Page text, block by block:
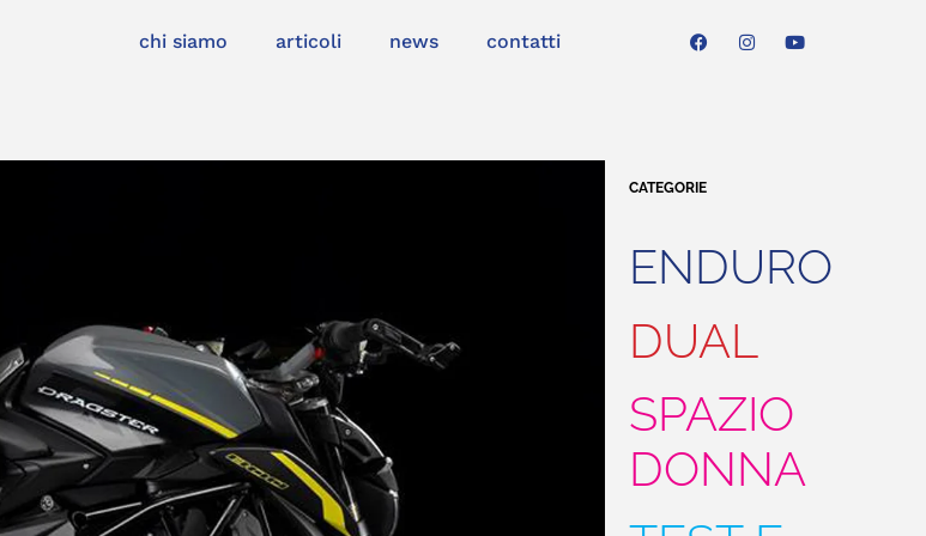
chi siamo articoli news contatti
CATEGORIE
ENDURO
DUAL
SPAZIO
DONNA